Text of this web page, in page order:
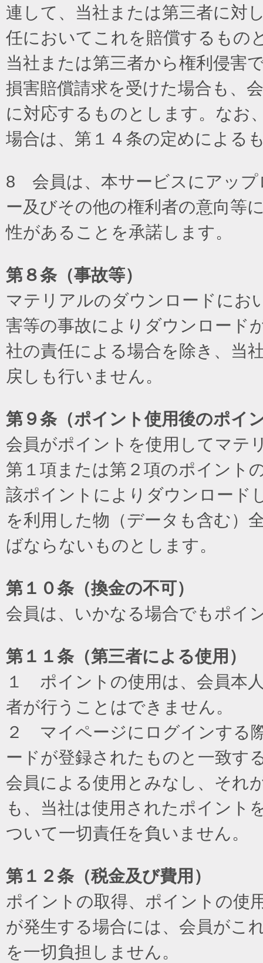
連して、当社または第三者に対
任においてこれを賠償するもの
当社または第三者から権利侵害
損害賠償請求を受けた場合も、
に対応するものとします。なお
場合は、第１４条の定めによる
8 会員は、本サービスにアップ
ー及びその他の権利者の意向等
性があることを承諾します。
第８条（事故等）
マテリアルのダウンロードにお
害等の事故によりダウンロード
社の責任による場合を除き、当
戻しも行いません。
第９条（ポイント使用後のポイ
会員がポイントを使用してマテ
第１項または第２項のポイント
該ポイントによりダウンロード
を利用した物（データも含む）
ばならないものとします。
第１０条（換金の不可）
会員は、いかなる場合でもポイ
第１１条（第三者による使用）
１ ポイントの使用は、会員本
者が行うことはできません。
２ マイページにログインする
ードが登録されたものと一致す
会員による使用とみなし、それ
も、当社は使用されたポイント
ついて一切責任を負いません。
第１２条（税金及び費用）
ポイントの取得、ポイントの使
が発生する場合には、会員がこ
を一切負担しません。